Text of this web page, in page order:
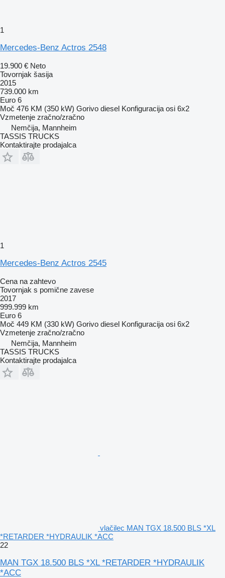
1
Mercedes-Benz Actros 2548
19.900 € Neto
Tovornjak šasija
2015
739.000 km
Euro 6
Moč 476 KM (350 kW) Gorivo diesel Konfiguracija osi 6x2
Vzmetenje zračno/zračno
Nemčija, Mannheim
TASSIS TRUCKS
Kontaktirajte prodajalca
1
Mercedes-Benz Actros 2545
Cena na zahtevo
Tovornjak s pomične zavese
2017
999.999 km
Euro 6
Moč 449 KM (330 kW) Gorivo diesel Konfiguracija osi 6x2
Vzmetenje zračno/zračno
Nemčija, Mannheim
TASSIS TRUCKS
Kontaktirajte prodajalca
vlačilec MAN TGX 18.500 BLS *XL
*RETARDER *HYDRAULIK *ACC
22
MAN TGX 18.500 BLS *XL *RETARDER *HYDRAULIK
*ACC